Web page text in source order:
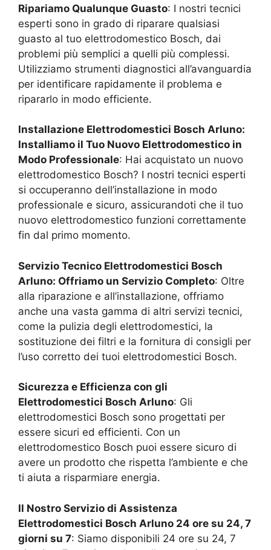
Ripariamo Qualunque Guasto: I nostri tecnici
esperti sono in grado di riparare qualsiasi
guasto al tuo elettrodomestico Bosch, dai
problemi più semplici a quelli più complessi.
Utilizziamo strumenti diagnostici all’avanguardia
per identificare rapidamente il problema e
ripararlo in modo efficiente.
Installazione Elettrodomestici Bosch Arluno:
Installiamo il Tuo Nuovo Elettrodomestico in
Modo Professionale: Hai acquistato un nuovo
elettrodomestico Bosch? I nostri tecnici esperti
si occuperanno dell’installazione in modo
professionale e sicuro, assicurandoti che il tuo
nuovo elettrodomestico funzioni correttamente
fin dal primo momento.
Servizio Tecnico Elettrodomestici Bosch
Arluno: Offriamo un Servizio Completo: Oltre
alla riparazione e all’installazione, offriamo
anche una vasta gamma di altri servizi tecnici,
come la pulizia degli elettrodomestici, la
sostituzione dei filtri e la fornitura di consigli per
l’uso corretto dei tuoi elettrodomestici Bosch.
Sicurezza e Efficienza con gli
Elettrodomestici Bosch Arluno: Gli
elettrodomestici Bosch sono progettati per
essere sicuri ed efficienti. Con un
elettrodomestico Bosch puoi essere sicuro di
avere un prodotto che rispetta l’ambiente e che
ti aiuta a risparmiare energia.
Il Nostro Servizio di Assistenza
Elettrodomestici Bosch Arluno 24 ore su 24, 7
giorni su 7: Siamo disponibili 24 ore su 24, 7